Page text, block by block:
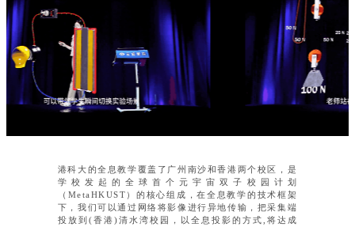
裸眼全息显示、虚拟仿真技术和5G技术,在虚拟成像讲
台1:1还原了真实授课场景,能够打破传统直播教学的互
动局限性并能够更好地增强现场感，使学生身临其境，
沉浸其中。在课程教学过程中,老师综合利用真实的混
合现实场景、创新的交互教学方式、专业的模拟仿真后